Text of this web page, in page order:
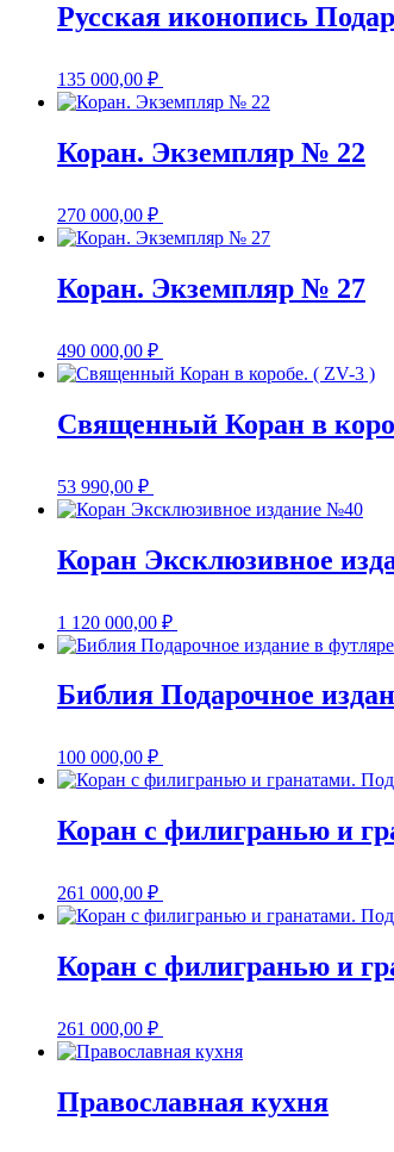
Русская иконопись
135 000,00 ₽
Коран. Экземпляр № 22
270 000,00 ₽
Коран. Экземпляр № 27
490 000,00 ₽
Священный Коран в
53 990,00 ₽
Коран Эксклюзивное
1 120 000,00 ₽
Библия Подарочное
100 000,00 ₽
Коран с филигранью и
261 000,00 ₽
Коран с филигранью и
261 000,00 ₽
Православная кухня